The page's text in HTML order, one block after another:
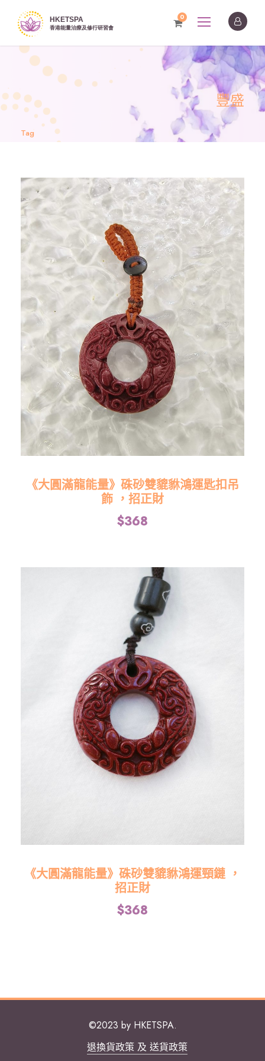
0
Tag
豐盛
《大圓滿龍能量》硃砂雙貔貅鴻運匙扣吊
飾 ，招正財
$368
《大圓滿龍能量》硃砂雙貔貅鴻運頸鏈 ，
招正財
$368
©2023 by HKETSPA.
退換貨政策 及 送貨政策